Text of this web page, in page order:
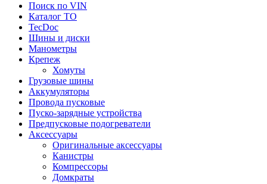
Поиск по VIN
Каталог ТО
TecDoc
Шины и диски
Манометры
Крепеж
Хомуты
Грузовые шины
Аккумуляторы
Провода пусковые
Пуско-зарядные устройства
Предпусковые подогреватели
Аксессуары
Оригинальные аксессуары
Канистры
Компрессоры
Домкраты